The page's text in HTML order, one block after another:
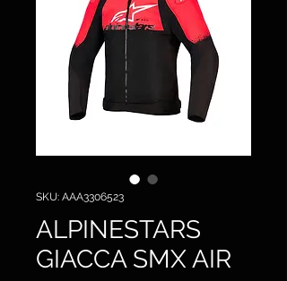
SKU: AAA3306523
ALPINESTARS
GIACCA SMX AIR